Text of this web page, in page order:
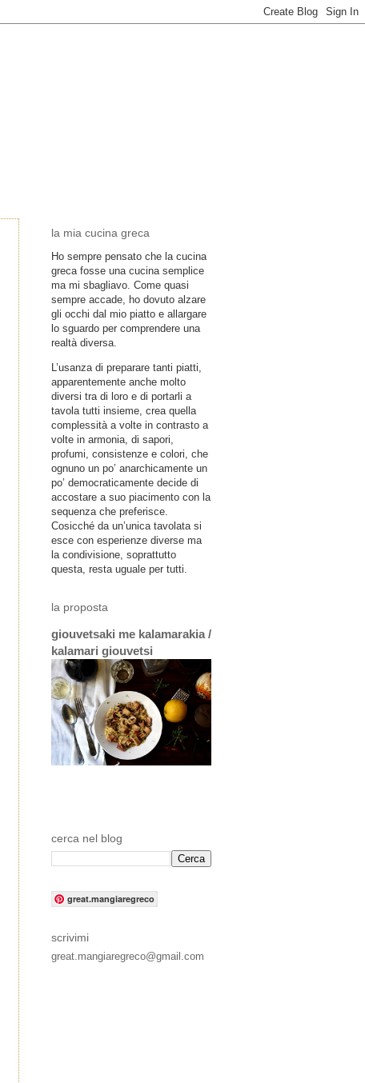
la mia cucina greca
Ho sempre pensato che la cucina
greca fosse una cucina semplice
ma mi sbagliavo. Come quasi
sempre accade, ho dovuto alzare
gli occhi dal mio piatto e allargare
lo sguardo per comprendere una
realtà diversa.
L’usanza di preparare tanti piatti,
apparentemente anche molto
diversi tra di loro e di portarli a
tavola tutti insieme, crea quella
complessità a volte in contrasto a
volte in armonia, di sapori,
profumi, consistenze e colori, che
ognuno un po’ anarchicamente un
po’ democraticamente decide di
accostare a suo piacimento con la
sequenza che preferisce.
Cosicché da un’unica tavolata si
esce con esperienze diverse ma
la condivisione, soprattutto
questa, resta uguale per tutti.
la proposta
giouvetsaki me kalamarakia /
kalamari giouvetsi
cerca nel blog
great.mangiaregreco
scrivimi
great.mangiaregreco@gmail.com